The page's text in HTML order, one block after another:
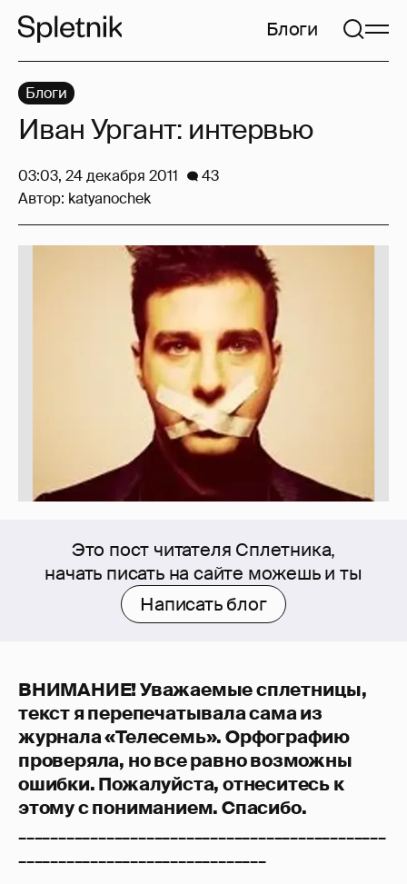
Блоги
Это пост читателя Сплетника,
начать писать на сайте можешь и ты
Написать блог
ВНИМАНИЕ! Уважаемые сплетницы,
текст я перепечатывала сама из
журнала «Телесемь». Орфографию
проверяла, но все равно возможны
ошибки. Пожалуйста, отнеситесь к
этому с пониманием. Спасибо.
______________________________________________
_______________________________
Блоги
Иван Ургант: интервью
03:03, 24 декабря 2011
43
Автор: katyanochek